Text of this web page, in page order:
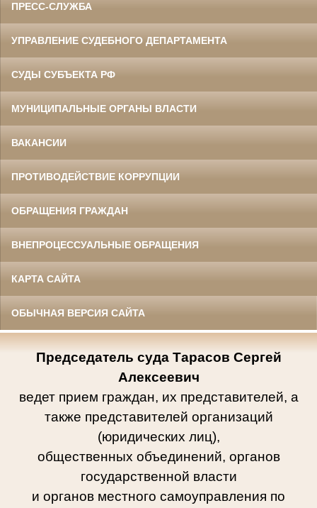
ПРЕСС-СЛУЖБА
УПРАВЛЕНИЕ СУДЕБНОГО ДЕПАРТАМЕНТА
СУДЫ СУБЪЕКТА РФ
МУНИЦИПАЛЬНЫЕ ОРГАНЫ ВЛАСТИ
ВАКАНСИИ
ПРОТИВОДЕЙСТВИЕ КОРРУПЦИИ
ОБРАЩЕНИЯ ГРАЖДАН
ВНЕПРОЦЕССУАЛЬНЫЕ ОБРАЩЕНИЯ
КАРТА САЙТА
ОБЫЧНАЯ ВЕРСИЯ САЙТА
Председатель суда Тарасов Сергей
Алексеевич
ведет прием граждан, их представителей, а
также представителей организаций
(юридических лиц),
общественных объединений, органов
государственной власти
и органов местного самоуправления по